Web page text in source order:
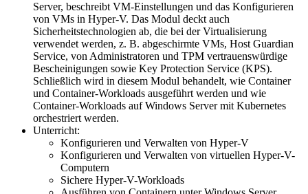
Server, beschreibt VM-Einstellungen und das Konfigurieren
von VMs in Hyper-V. Das Modul deckt auch
Sicherheitstechnologien ab, die bei der Virtualisierung
verwendet werden, z. B. abgeschirmte VMs, Host Guardian
Service, von Administratoren und TPM vertrauenswürdige
Bescheinigungen sowie Key Protection Service (KPS).
Schließlich wird in diesem Modul behandelt, wie Container
und Container-Workloads ausgeführt werden und wie
Container-Workloads auf Windows Server mit Kubernetes
orchestriert werden.
Unterricht:
Konfigurieren und Verwalten von Hyper-V
Konfigurieren und Verwalten von virtuellen Hyper-V-
Computern
Sichere Hyper-V-Workloads